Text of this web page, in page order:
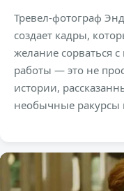
Тревел-фотограф
создает кадры,
желание сорваться с
работы — это не
истории,
необычные